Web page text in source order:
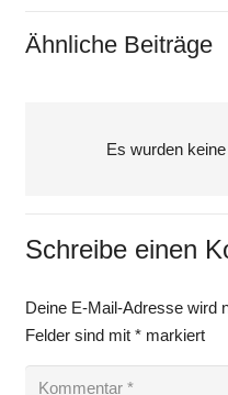
Ähnliche Beiträge
Es wurden
Schreibe einen
Deine E-Mail-Adresse wird
Felder sind mit *markiert